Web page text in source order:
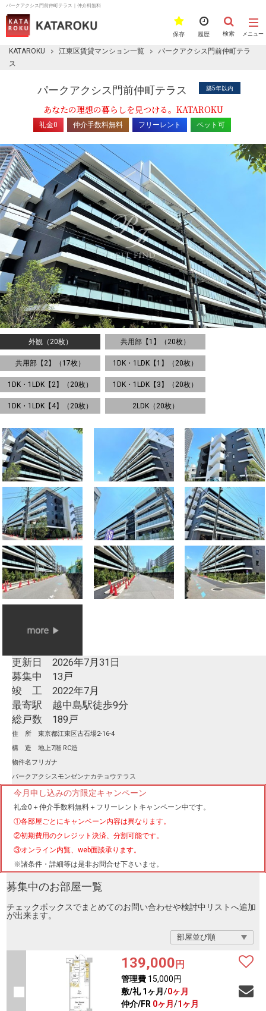
パークアクシス門前仲町テラス｜仲介料無料
メニュー
検索
履歴
保存
KATAROKU 江東区賃貸マンション一覧
パークアクシス門前仲町テラ
ス
パークアクシス門前仲町テラス 築5年以内
あなたの理想の暮らしを見つける。KATAROKU
礼金0 仲介手数料無料 フリーレント ペット可
外観（20枚） 共用部【1】（20枚）
共用部【2】（17枚） 1DK・1LDK【1】（20枚）
1DK・1LDK【2】（20枚） 1DK・1LDK【3】（20枚）
1DK・1LDK【4】（20枚） 2LDK（20枚）
更新日 2026年7月31日
募集中 13戸
竣 工 2022年7月
最寄駅 越中島駅徒歩9分
総戸数 189戸
住 所 東京都江東区古石場2-16-4
構 造 地上7階 RC造
物件名フリガナ
パークアクシスモンゼンナカチョウテラス
今月申し込みの方限定キャンペーン
礼金0 ＋ 仲介手数料無料 ＋ フリーレント キャンペーン中です。
①各部屋ごとにキャンペーン内容は異なります。
②初期費用のクレジット決済、分割可能です。
③オンライン内覧、web面談承ります。
※諸条件・詳細等は是非お問合せ下さいませ。
募集中のお部屋一覧
チェックボックスでまとめてのお問い合わせや検討中リストへ追加
が出来ます。
139,000 円
管理費15,000円
敷/礼 1ヶ月 /0ヶ月
仲介/FR 0ヶ月 /1ヶ月